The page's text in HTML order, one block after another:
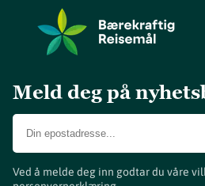
Meld deg på
Ved å melde deg inn godtar du våre